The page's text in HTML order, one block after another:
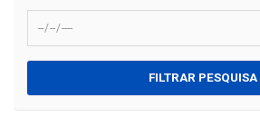
FILTRAR PESQUISA